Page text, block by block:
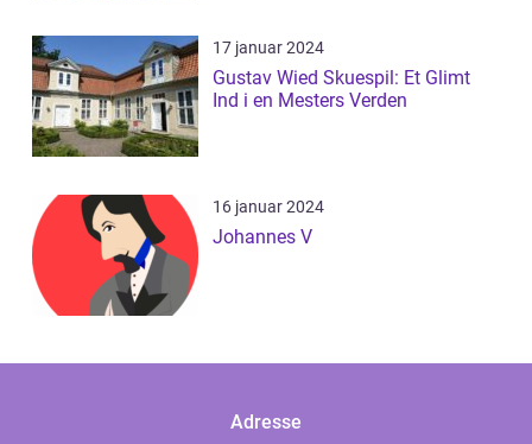
17 januar 2024
Gustav Wied Skuespil: Et Glimt
Ind i en Mesters Verden
16 januar 2024
Johannes V
Adresse